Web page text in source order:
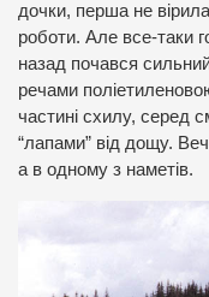
дочки, перша не
роботи. Але все-таки
назад почався
речами
частині схилу, серед
“лапами” від дощу.
а в одному з наметів.